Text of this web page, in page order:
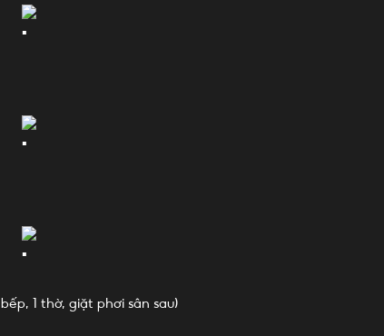
1 thờ, giặt phơi sân sau)